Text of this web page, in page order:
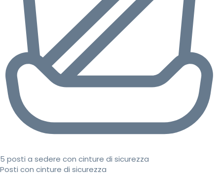
5 posti a sedere con cinture di sicurezza
Posti con cinture di sicurezza